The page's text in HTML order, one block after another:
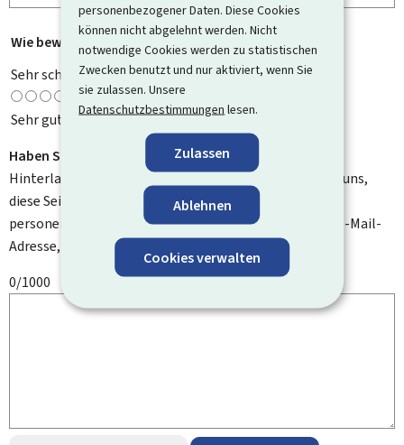
personenbezogener Daten. Diese Cookies
können nicht abgelehnt werden. Nicht
notwendige Cookies werden zu statistischen
Zwecken benutzt und nur aktiviert, wenn Sie
sie zulassen. Unsere
Datenschutzbestimmungen lesen.
Zulassen
Ablehnen
Cookies verwalten
Wie bewerten Sie diese Seite?
Sehr schlecht
Sehr gut
Haben Sie Verbesserungsvorschläge?
Hinterlassen Sie uns einen Kommentar und helfen Sie uns,
diese Seite zu verbessern. Bitte geben Sie keine
personenbezogenen Daten an, wie zum Beispiel Ihre E-Mail-
Adresse, Ihren Namen oder Ihre Telefonnummer.
0/1000